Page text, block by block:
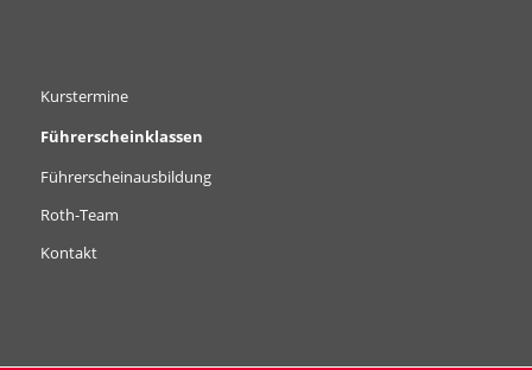
Kurstermine
Führerscheinklassen
Führerscheinausbildung
Roth-Team
Kontakt